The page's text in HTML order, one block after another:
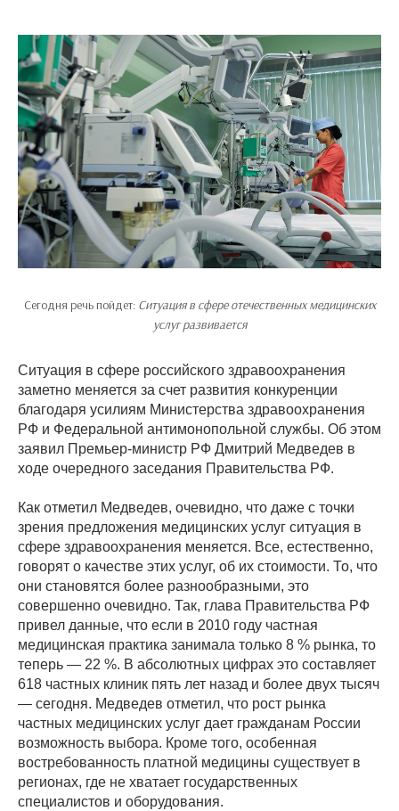
Сегодня речь пойдет: Ситуация в сфере отечественных медицинских
услуг развивается
Ситуация в сфере российского здравоохранения
заметно меняется за счет развития конкуренции
благодаря усилиям Министерства здравоохранения
РФ и Федеральной антимонопольной службы. Об этом
заявил Премьер-министр РФ Дмитрий Медведев в
ходе очередного заседания Правительства РФ.
Как отметил Медведев, очевидно, что даже с точки
зрения предложения медицинских услуг ситуация в
сфере здравоохранения меняется. Все, естественно,
говорят о качестве этих услуг, об их стоимости. То, что
они становятся более разнообразными, это
совершенно очевидно. Так, глава Правительства РФ
привел данные, что если в 2010 году частная
медицинская практика занимала только 8 % рынка, то
теперь — 22 %. В абсолютных цифрах это составляет
618 частных клиник пять лет назад и более двух тысяч
— сегодня. Медведев отметил, что рост рынка
частных медицинских услуг дает гражданам России
возможность выбора. Кроме того, особенная
востребованность платной медицины существует в
регионах, где не хватает государственных
специалистов и оборудования.